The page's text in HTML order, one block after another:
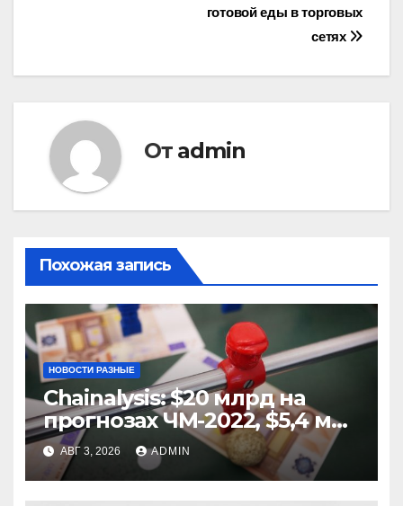
готовой еды в торговых
сетях
От admin
Похожая запись
НОВОСТИ РАЗНЫЕ
Chainalysis: $20 млрд на
прогнозах ЧМ-2022, $5,4 млн
из них незаконные
АВГ 3, 2026 ADMIN